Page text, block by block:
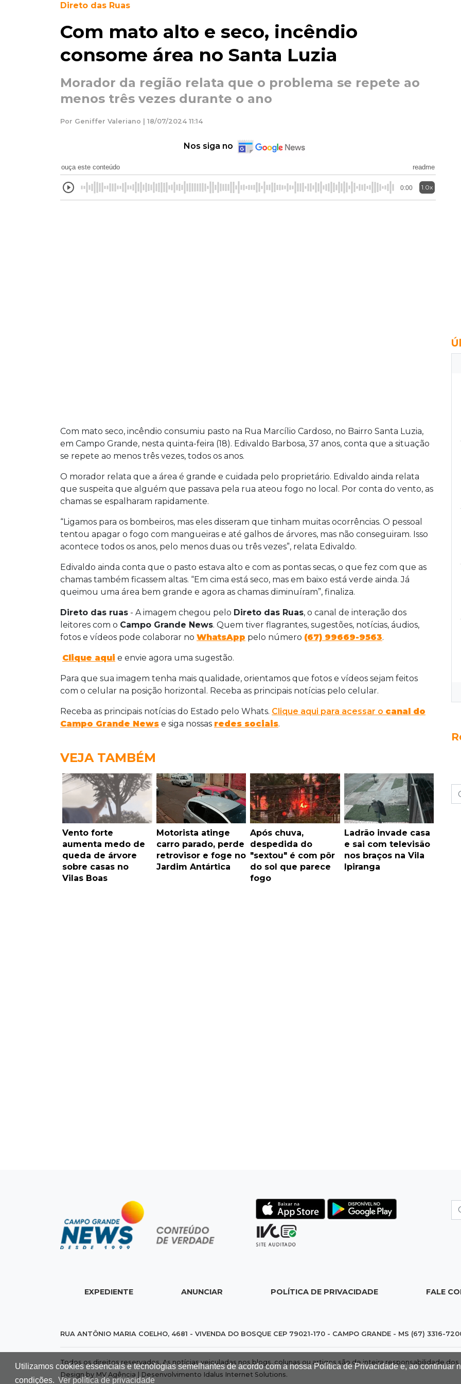
Utilizamos cookies essenciais e tecnologias semelhantes de acordo com a nossa Política de Privacidade e, ao continuar
condições. Ver política de privacidade
Direto das Ruas
Com mato alto e seco, incêndio
consome área no Santa Luzia
Morador da região relata que o problema se repete ao
menos três vezes durante o ano
Por Geniffer Valeriano | 18/07/2024 11:14
Nos siga no
ouça este conteúdo readme
0:00 1.0x
Com mato seco, incêndio consumiu pasto na Rua Marcílio Cardoso, no Bairro Santa Luzia,
em Campo Grande, nesta quinta-feira (18). Edivaldo Barbosa, 37 anos, conta que a situação
se repete ao menos três vezes, todos os anos.
O morador relata que a área é grande e cuidada pelo proprietário. Edivaldo ainda relata
que suspeita que alguém que passava pela rua ateou fogo no local. Por conta do vento, as
chamas se espalharam rapidamente.
“Ligamos para os bombeiros, mas eles disseram que tinham muitas ocorrências. O pessoal
tentou apagar o fogo com mangueiras e até galhos de árvores, mas não conseguiram. Isso
acontece todos os anos, pelo menos duas ou três vezes”, relata Edivaldo.
Edivaldo ainda conta que o pasto estava alto e com as pontas secas, o que fez com que as
chamas também ficassem altas. “Em cima está seco, mas em baixo está verde ainda. Já
queimou uma área bem grande e agora as chamas diminuíram”, finaliza.
Direto das ruas - A imagem chegou pelo Direto das Ruas, o canal de interação dos
leitores com o Campo Grande News. Quem tiver flagrantes, sugestões, notícias, áudios,
fotos e vídeos pode colaborar no WhatsApp pelo número (67) 99669-9563.
Clique aqui e envie agora uma sugestão.
Para que sua imagem tenha mais qualidade, orientamos que fotos e vídeos sejam feitos
com o celular na posição horizontal. Receba as principais notícias pelo celular.
Receba as principais notícias do Estado pelo Whats. Clique aqui para acessar o canal do
Campo Grande News e siga nossas redes sociais.
VEJA TAMBÉM
Vento forte
aumenta medo de
queda de árvore
sobre casas no
Vilas Boas
Motorista atinge
carro parado, perde
retrovisor e foge no
Jardim Antártica
Após chuva,
despedida do
"sextou" é com pôr
do sol que parece
fogo
Ladrão invade casa
e sai com televisão
nos braços na Vila
Ipiranga
EXPEDIENTE ANUNCIAR POLÍTICA DE PRIVACIDADE FALE
RUA ANTÔNIO MARIA COELHO, 4681 - VIVENDA DO BOSQUE CEP 79021-170 - CAMPO GRANDE - MS (67) 3316-
Todos os direitos reservados. As notícias veiculadas nos blogs, colunas ou artigos são de inteira responsabilidade
Design by MV Agência | Desenvolvimento Idalus Internet Solutions.